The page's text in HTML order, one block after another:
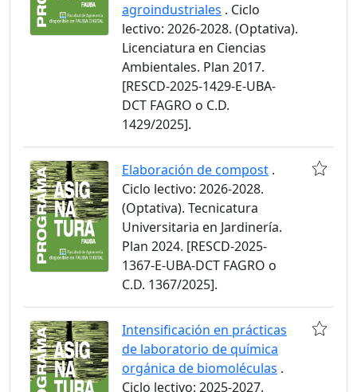
agroindustriales . Ciclo
lectivo: 2026-2028. (Optativa).
Licenciatura en Ciencias
Ambientales. Plan 2017.
[RESCD-2025-1429-E-UBA-
DCT FAGRO o C.D.
1429/2025].
Elaboración de compost .
Ciclo lectivo: 2026-2028.
(Optativa). Tecnicatura
Universitaria en Jardinería.
Plan 2024. [RESCD-2025-
1367-E-UBA-DCT FAGRO o
C.D. 1367/2025].
Intensificación en prácticas
de laboratorio de química
orgánica de biomoléculas .
Ciclo lectivo: 2025-2027.